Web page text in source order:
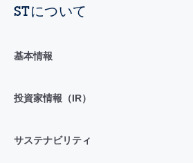
STについて
基本情報
投資家情報（IR）
サステナビリティ